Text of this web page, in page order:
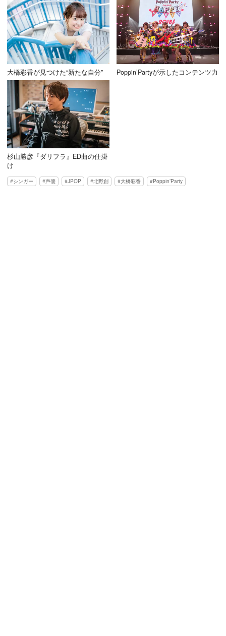
大橋彩香が見つけた“新たな自分” Poppin’Partyが示したコンテンツ力
杉山勝彦『ダリフラ』ED曲の仕掛
け
シンガー 声優 JPOP 北野創 大橋彩香 Poppin’Party